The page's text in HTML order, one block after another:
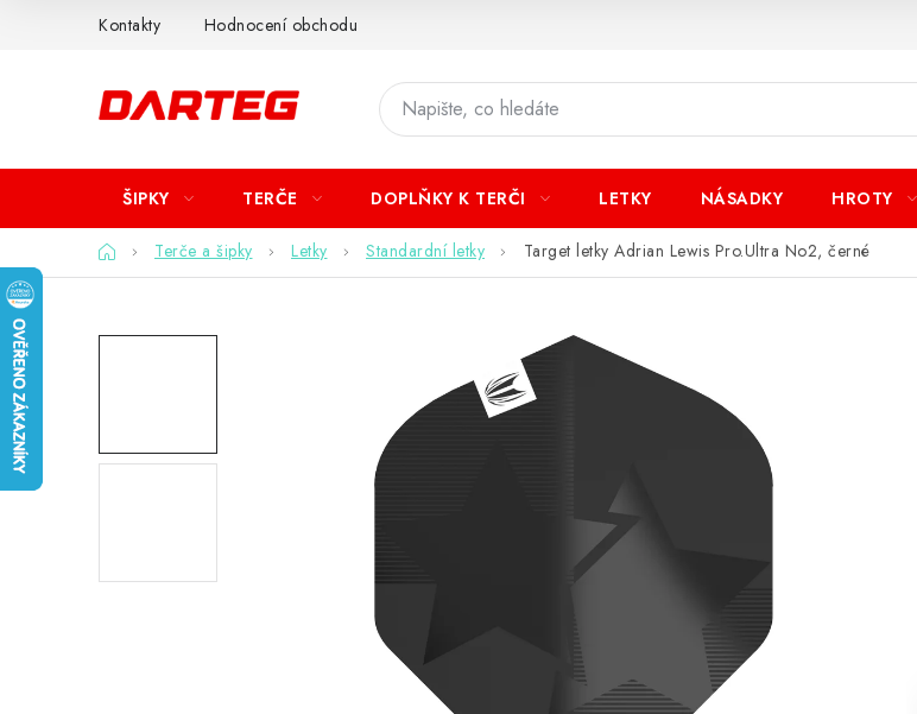
Kontakty Hodnocení obchodu
ŠIPKY TERČE DOPLŇKY K TERČI LETKY NÁSADKY HROTY
DomůTerče a šipky Letky Standardní letky Target letky Adrian Lewis Pro.Ultra No2, černé